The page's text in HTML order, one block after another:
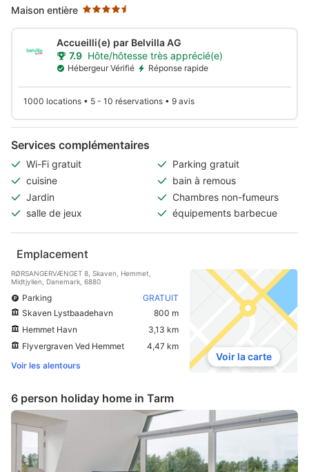
Maison entière
Accueilli(e) par Belvilla AG
7.9 Hôte/hôtesse très apprécié(e)
Hébergeur Vérifié Réponse rapide
1000 locations • 5 - 10 réservations • 9 avis
Services complémentaires
Wi-Fi gratuit
Parking gratuit
cuisine
bain à remous
Jardin
Chambres non-fumeurs
salle de jeux
équipements barbecue
Emplacement
RØRSANGERVÆNGET 8, Skaven, Hemmet,
Midtjyllen, Danemark, 6880
Parking
GRATUIT
Skaven Lystbaadehavn
800 m
Hemmet Havn
3,13 km
Flyvergraven Ved Hemmet
4,47 km
Voir les alentours
Voir la carte
6 person holiday home in Tarm